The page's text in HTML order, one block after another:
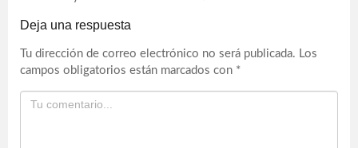
Deja una respuesta
Tu dirección de correo electrónico no será publicada. Los
campos obligatorios están marcados con *